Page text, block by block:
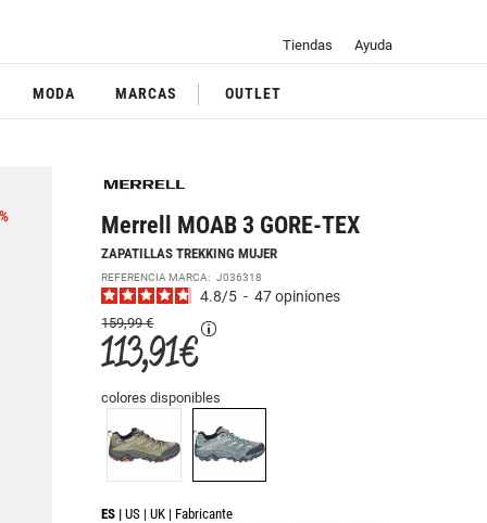
Tiendas Ayuda
MODA MARCAS OUTLET
Merrell MOAB 3 GORE-TEX
ZAPATILLAS TREKKING MUJER
REFERENCIA MARCA:J036318
4.8/5 - 47opiniones
159,99 €
113,91 €
colores disponibles
ES US UK
Fabricante
%